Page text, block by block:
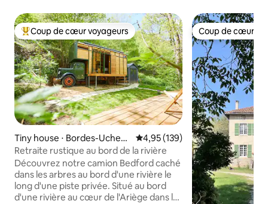
Coups de cœur voyageurs les plus appréciés
Coup de cœur voyageurs
Tiny house ⋅ Bordes-Uchent
ein
Évaluation moyenne sur la
4,95 (139)
Retraite rustique au bord de la rivière
Découvrez notre camion Bedford caché
dans les arbres au bord d'une rivière le
long d'une piste privée. Situé au bord
d'une rivière au cœur de l'Ariège dans les
Coup de cœur
Coup de cœur